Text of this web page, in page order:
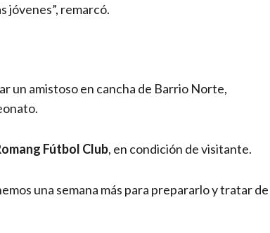
jóvenes”, remarcó.
un amistoso en cancha de Barrio Norte,
Fútbol Club, en condición de visitante.
una semana más para prepararlo y tratar de